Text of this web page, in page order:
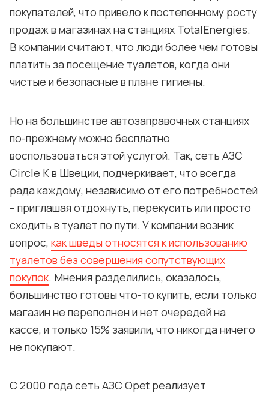
покупателей, что привело к постепенному росту
продаж в магазинах на станциях TotalEnergies.
В компании считают, что люди более чем готовы
платить за посещение туалетов, когда они
чистые и безопасные в плане гигиены.
Но на большинстве автозаправочных станциях
по-прежнему можно бесплатно
воспользоваться этой услугой. Так, сеть АЗС
Circle K в Швеции, подчеркивает, что всегда
рада каждому, независимо от его потребностей
– приглашая отдохнуть, перекусить или просто
сходить в туалет по пути. У компании возник
вопрос, как шведы относятся к использованию
туалетов без совершения сопутствующих
покупок. Мнения разделились, оказалось,
большинство готовы что-то купить, если только
магазин не переполнен и нет очередей на
кассе, и только 15% заявили, что никогда ничего
не покупают.
C 2000 года сеть АЗС Opet реализует